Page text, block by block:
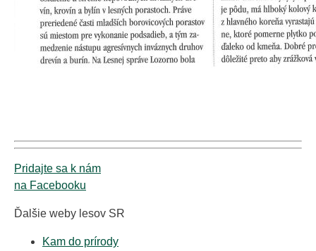
Pridajte sa k nám
na Facebooku
Ďalšie weby lesov SR
Kam do prírody